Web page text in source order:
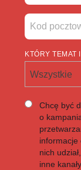
KTÓRY
Wszystkie
Chcę być
o
informacje
nich
inne